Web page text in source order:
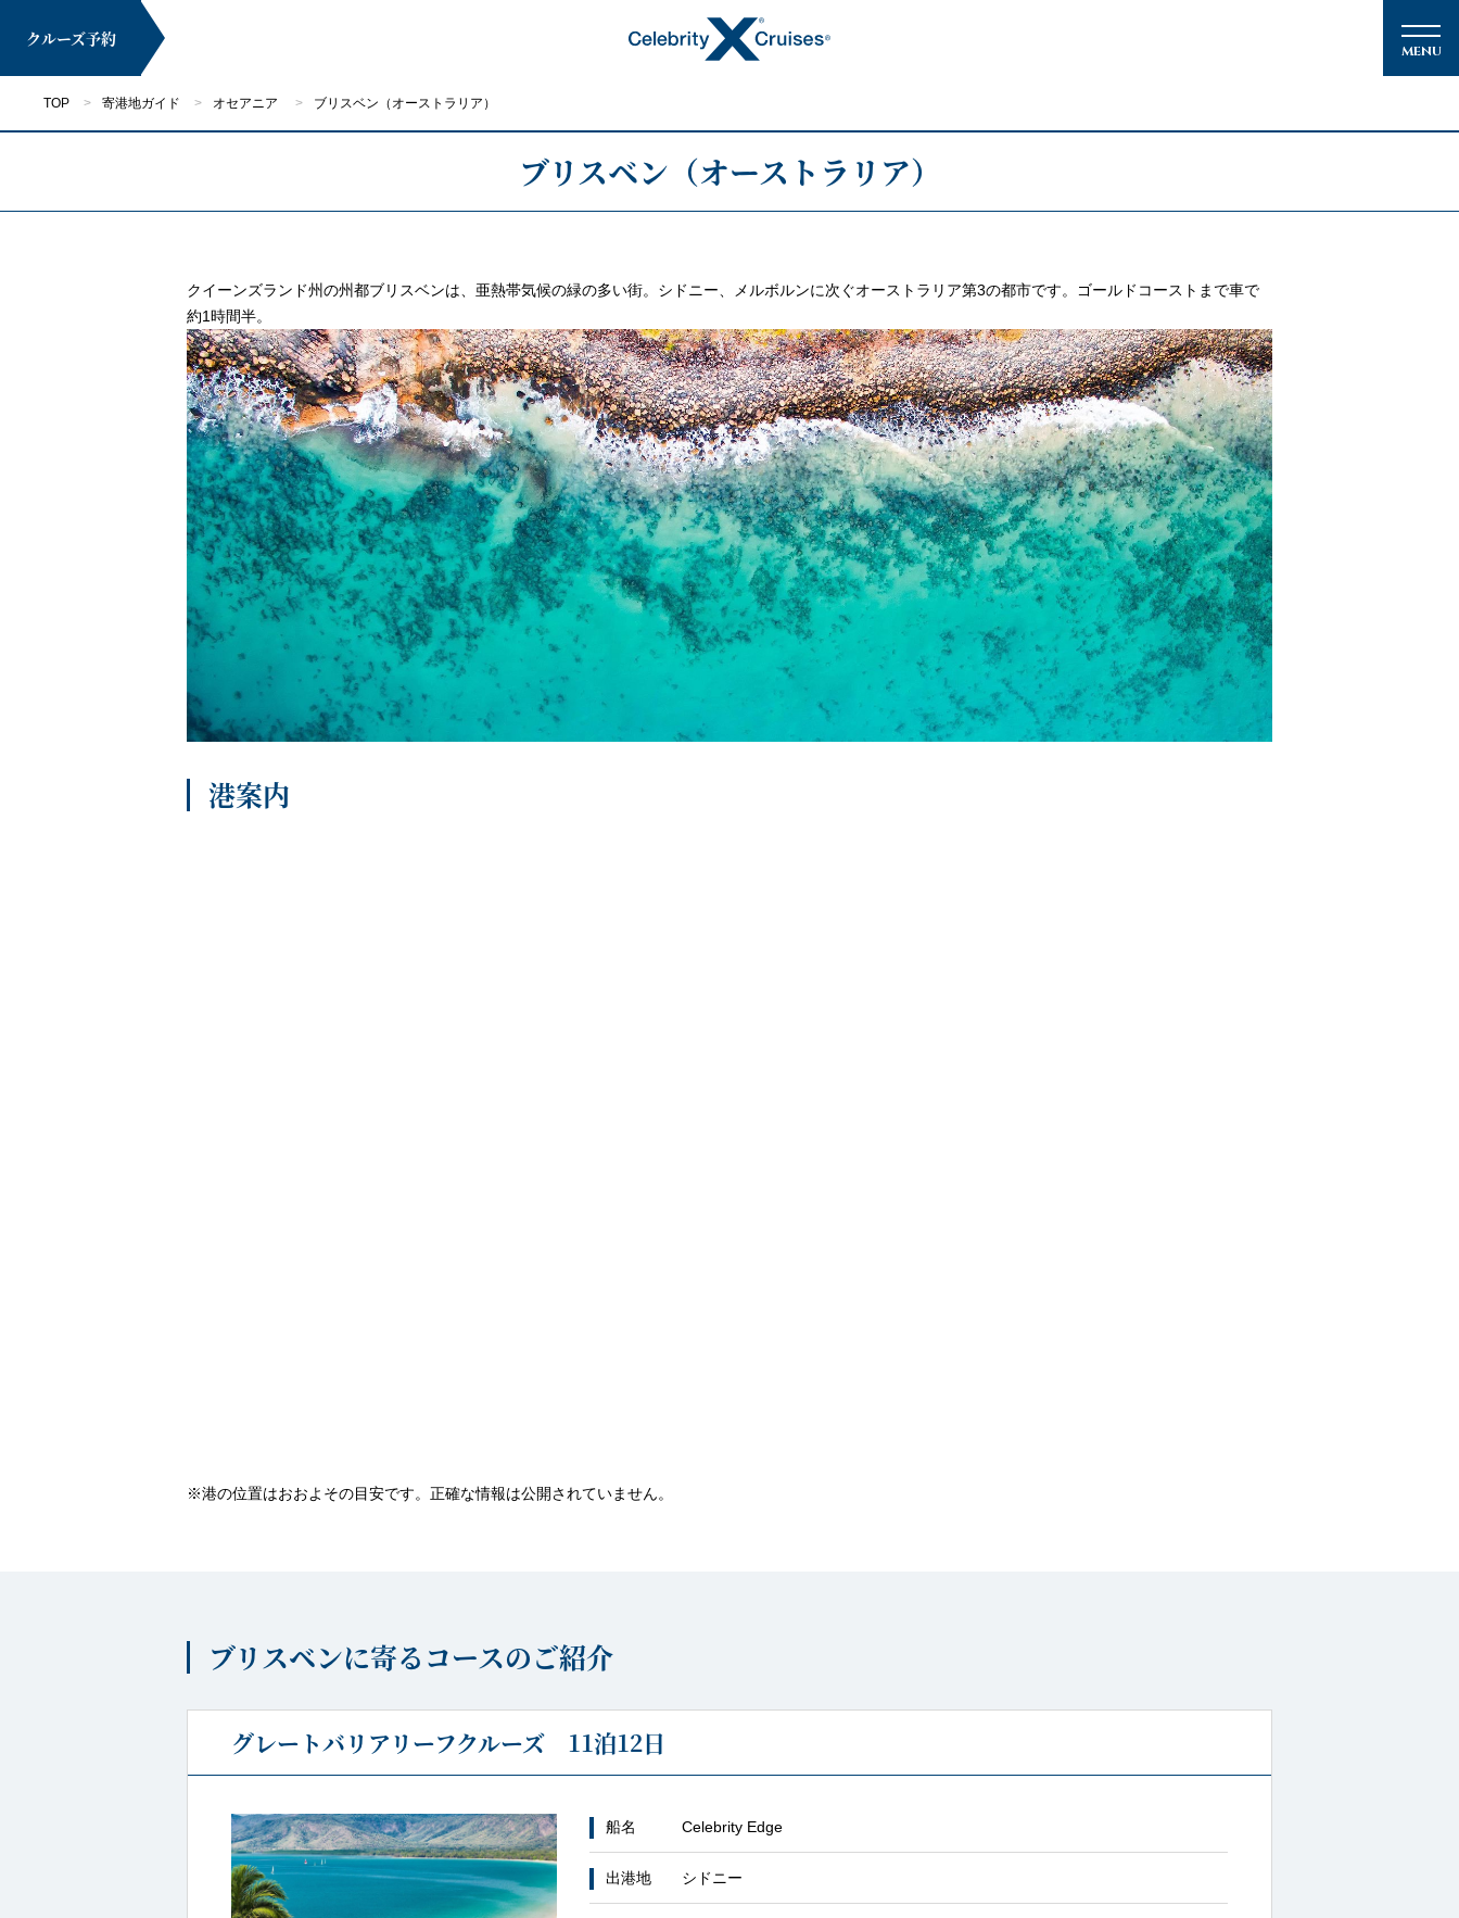
マイページ トピックス メルマガ登録
クルーズ検索 キャンペーン・特集 クルーズの楽しみ方
船内へようこそ 客船のご案内 寄港地ガイド
クルーズ予約
TOP 寄港地ガイド オセアニア ブリスベン（オーストラリア）
ブリスベン（オーストラリア）
クイーンズランド州の州都ブリスベンは、亜熱帯気候の緑の多い街。シドニー、メルボルンに次ぐオーストラリア第3の都市です。ゴールドコーストまで車で
約1時間半。
港案内
※港の位置はおおよその目安です。正確な情報は公開されていません。
ブリスベンに寄るコースのご紹介
グレートバリアリーフクルーズ 11泊12日
船名 Celebrity Edge
出港地 シドニー